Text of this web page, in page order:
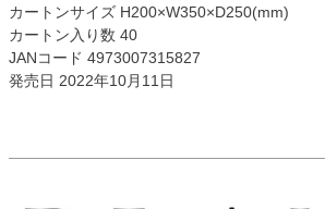
カートンサイズ H200×W350×D250(mm)
カートン入り数 40
JANコード 4973007315827
発売日 2022年10月11日